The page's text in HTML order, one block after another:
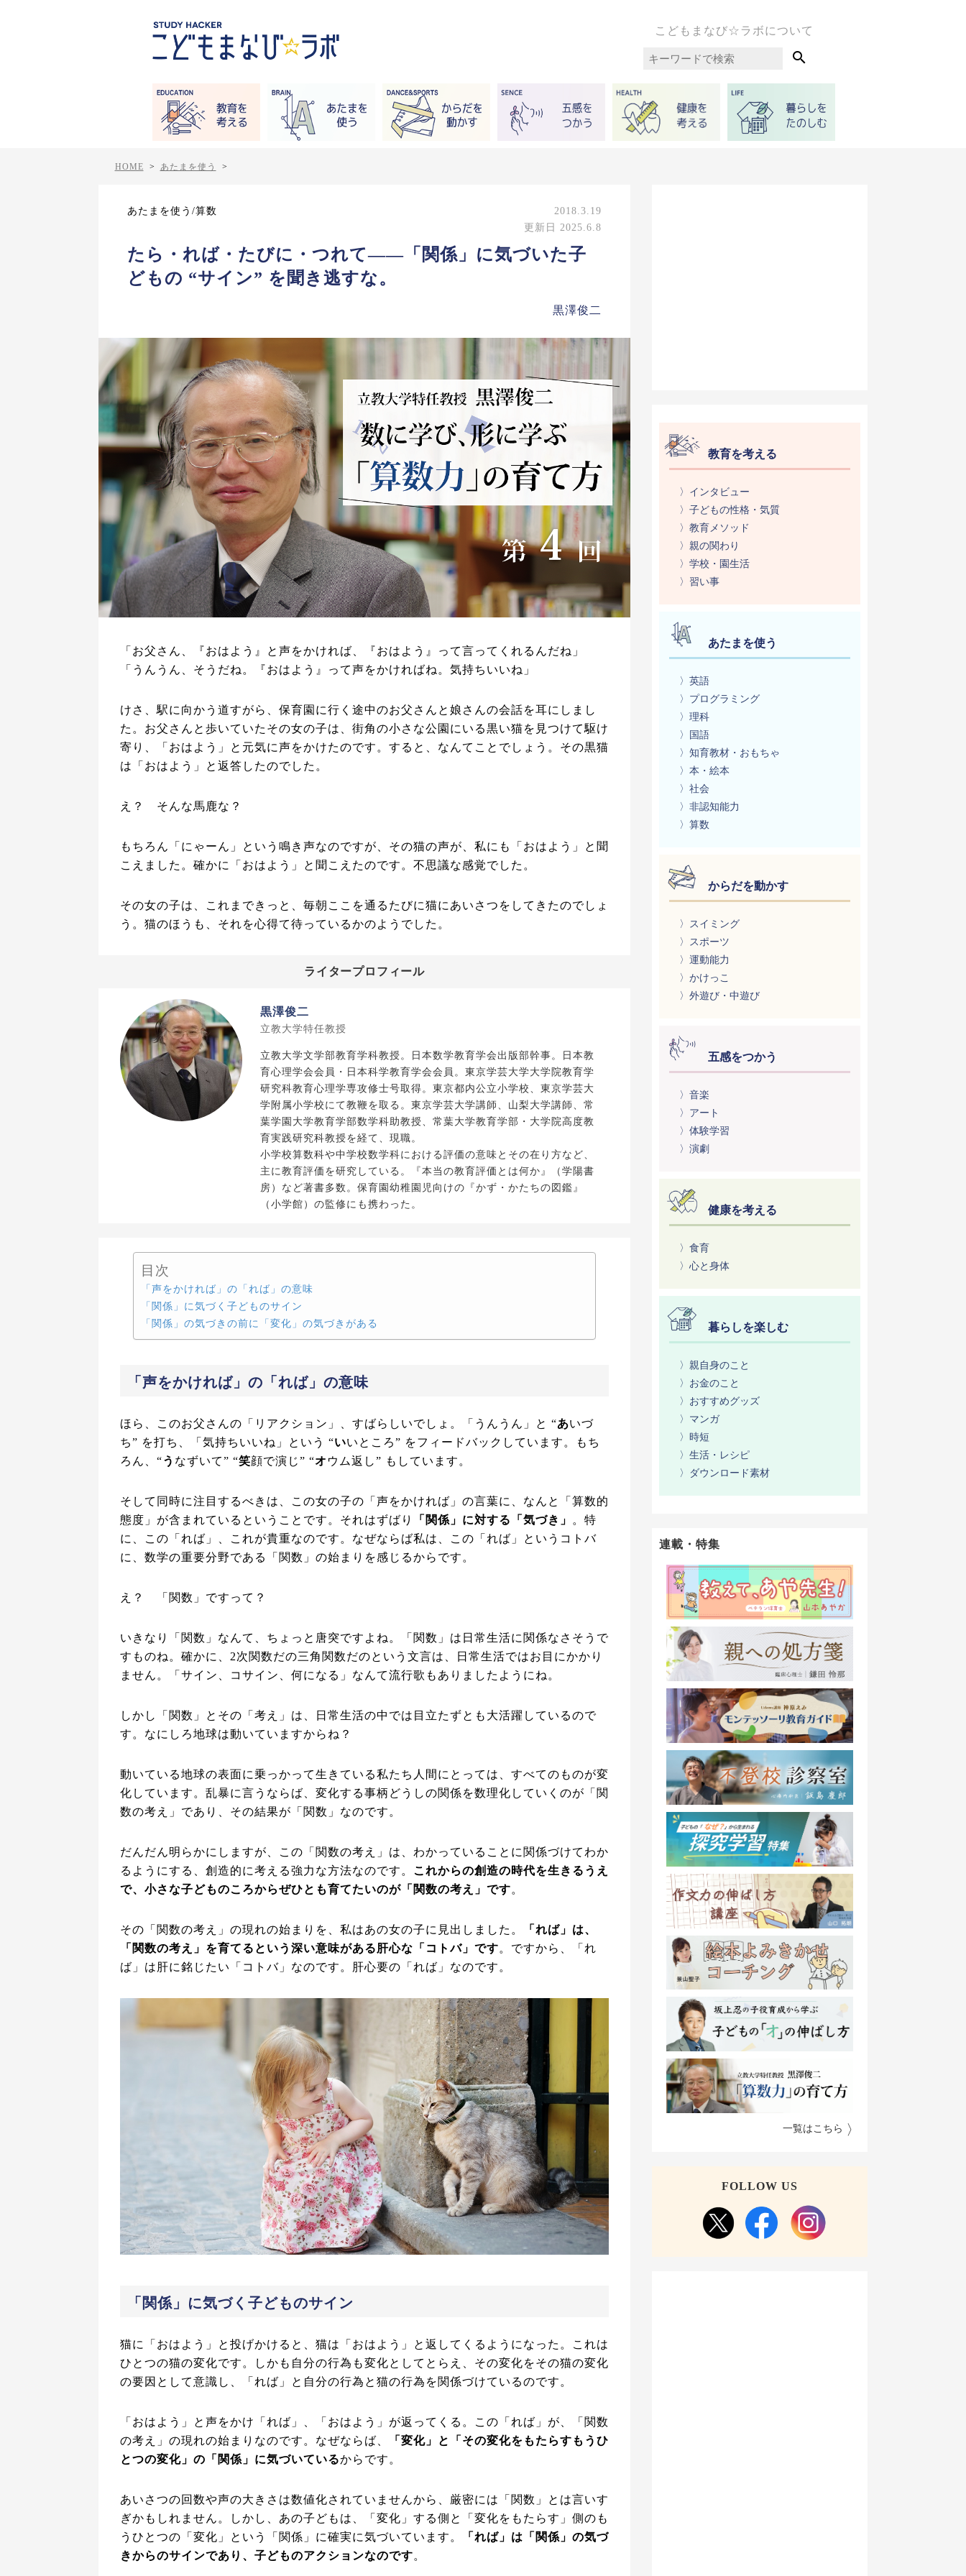
こどもまなび☆ラボについて

HOME > あたまを使う >
あたまを使う/算数
2018.3.19
更新日 2025.6.8
たら・れば・たびに・つれて——「関係」に気づいた子
どもの “サイン” を聞き逃すな。
黒澤俊二
「お父さん、『おはよう』と声をかければ、『おはよう』って言ってくれるんだね」
「うんうん、そうだね。『おはよう』って声をかければね。気持ちいいね」
けさ、駅に向かう道すがら、保育園に行く途中のお父さんと娘さんの会話を耳にしまし
た。お父さんと歩いていたその女の子は、街角の小さな公園にいる黒い猫を見つけて駆け
寄り、「おはよう」と元気に声をかけたのです。すると、なんてことでしょう。その黒猫
は「おはよう」と返答したのでした。
え？ そんな馬鹿な？
もちろん「にゃーん」という鳴き声なのですが、その猫の声が、私にも「おはよう」と聞
こえました。確かに「おはよう」と聞こえたのです。不思議な感覚でした。
その女の子は、これまできっと、毎朝ここを通るたびに猫にあいさつをしてきたのでしょ
う。猫のほうも、それを心得て待っているかのようでした。
ライタープロフィール
黒澤俊二
立教大学特任教授
立教大学文学部教育学科教授。日本数学教育学会出版部幹事。日本教
育心理学会会員・日本科学教育学会会員。東京学芸大学大学院教育学
研究科教育心理学専攻修士号取得。東京都内公立小学校、東京学芸大
学附属小学校にて教鞭を取る。東京学芸大学講師、山梨大学講師、常
葉学園大学教育学部数学科助教授、常葉大学教育学部・大学院高度教
育実践研究科教授を経て、現職。
小学校算数科や中学校数学科における評価の意味とその在り方など、
主に教育評価を研究している。『本当の教育評価とは何か』（学陽書
房）など著書多数。保育園幼稚園児向けの『かず・かたちの図鑑』
（小学館）の監修にも携わった。
目次
「声をかければ」の「れば」の意味
「関係」に気づく子どものサイン
「関係」の気づきの前に「変化」の気づきがある
「声をかければ」の「れば」の意味
ほら、このお父さんの「リアクション」、すばらしいでしょ。「うんうん」と “あいづ
ち” を打ち、「気持ちいいね」という “いいところ” をフィードバックしています。もち
ろん、“う なずいて” “笑顔で演じ” “オ ウム返し” もしています。
そして同時に注目するべきは、この女の子の「声をかければ」の言葉に、なんと「算数的
態度」が含まれているということです。それはずばり
「関係」に対する「気づき」
。特
に、この「れば」、これが貴重なのです。なぜならば私は、この「れば」というコトバ
に、数学の重要分野である「関数」の始まりを感じるからです。
え？ 「関数」ですって？
いきなり「関数」なんて、ちょっと唐突ですよね。「関数」は日常生活に関係なさそうで
すものね。確かに、2次関数だの三角関数だのという文言は、日常生活ではお目にかかり
ません。「サイン、コサイン、何になる」なんて流行歌もありましたようにね。
しかし「関数」とその「考え」は、日常生活の中では目立たずとも大活躍しているので
す。なにしろ地球は動いていますからね？
動いている地球の表面に乗っかって生きている私たち人間にとっては、すべてのものが変
化しています。乱暴に言うならば、変化する事柄どうしの関係を数理化していくのが「関
数の考え」であり、その結果が「関数」なのです。
だんだん明らかにしますが、この「関数の考え」は、わかっていることに関係づけてわか
るようにする、創造的に考える強力な方法なのです。 これからの創造の時代を生きるうえ
で、小さな子どものころからぜひとも育てたいのが「関数の考え」です。
その「関数の考え」の現れの始まりを、私はあの女の子に見出しました。
「れば」は、
「関数の考え」を育てるという深い意味がある肝心な「コトバ」です。ですから、「れ
ば」は肝に銘じたい「コトバ」なのです。肝心要の「れば」なのです。
「関係」に気づく子どものサイン
猫に「おはよう」と投げかけると、猫は「おはよう」と返してくるようになった。これは
ひとつの猫の変化です。しかも自分の行為も変化としてとらえ、その変化をその猫の変化
の要因として意識し、「れば」と自分の行為と猫の行為を関係づけているのです。
「おはよう」と声をかけ「れば」、「おはよう」が返ってくる。この「れば」が、「関数
の考え」の現れの始まりなのです。なぜならば、
「変化」と「その変化をもたらすもうひ
とつの変化」の「関係」に気づいているからです。
あいさつの回数や声の大きさは数値化されていませんから、厳密には「関数」とは言いす
ぎかもしれません。しかし、あの子どもは、「変化」する側と「変化をもたらす」側のも
うひとつの「変化」という「関係」に確実に気づいています。
「れば」は「関係」の気づ
きからのサインであり、子どものアクションなのです。
教育を考える
〉インタビュー
〉子どもの性格・気質
〉教育メソッド
〉親の関わり
〉学校・園生活
〉習い事
あたまを使う
〉英語
〉プログラミング
〉理科
〉国語
〉知育教材・おもちゃ
〉本・絵本
〉社会
〉非認知能力
〉算数
からだを動かす
〉スイミング
〉スポーツ
〉運動能力
〉かけっこ
〉外遊び・中遊び
五感をつかう
〉音楽
〉アート
〉体験学習
〉演劇
健康を考える
〉食育
〉心と身体
暮らしを楽しむ
〉親自身のこと
〉お金のこと
〉おすすめグッズ
〉マンガ
〉時短
〉生活・レシピ
〉ダウンロード素材
連載・特集
一覧はこちら
FOLLOW US